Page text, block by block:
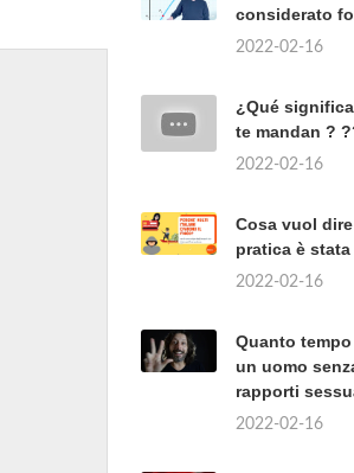
considerato
2022-02-16
¿Qué
te mandan ?
2022-02-16
Cosa vuol
pratica è stata
2022-02-16
Quanto
un uomo
rapporti
2022-02-16